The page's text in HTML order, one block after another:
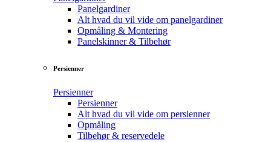
Panelgardiner
Alt hvad du vil vide om panelgardiner
Opmåling & Montering
Panelskinner & Tilbehør
Persienner
Persienner
Persienner
Alt hvad du vil vide om persienner
Opmåling
Tilbehør & reservedele